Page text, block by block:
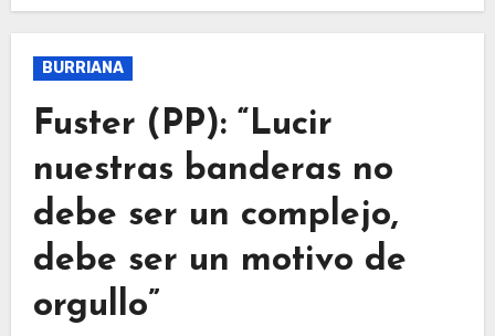
BURRIANA
Fuster (PP): “Lucir
nuestras banderas no
debe ser un complejo,
debe ser un motivo de
orgullo”